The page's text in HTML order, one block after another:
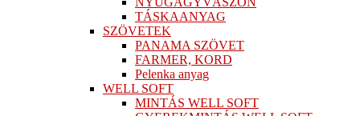
TÁSKAANYAG
SZÖVETEK
PANAMA SZÖVET
FARMER, KORD
Pelenka anyag
WELL SOFT
MINTÁS WELL SOFT